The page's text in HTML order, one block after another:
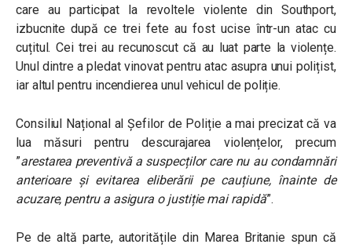
care au participat la revoltele violente din Southport,
izbucnite după ce trei fete au fost ucise într-un atac cu
cuțitul. Cei trei au recunoscut că au luat parte la violențe.
Unul dintre a pledat vinovat pentru atac asupra unui polițist,
iar altul pentru incendierea unul vehicul de poliție.
Consiliul Național al Șefilor de Poliție a mai precizat că va
lua măsuri pentru descurajarea violențelor, precum
”arestarea preventivă a suspecților care nu au condamnări
anterioare și evitarea eliberării pe cauțiune, înainte de
acuzare, pentru a asigura o justiție mai rapidă”.
Pe de altă parte, autoritățile din Marea Britanie spun că